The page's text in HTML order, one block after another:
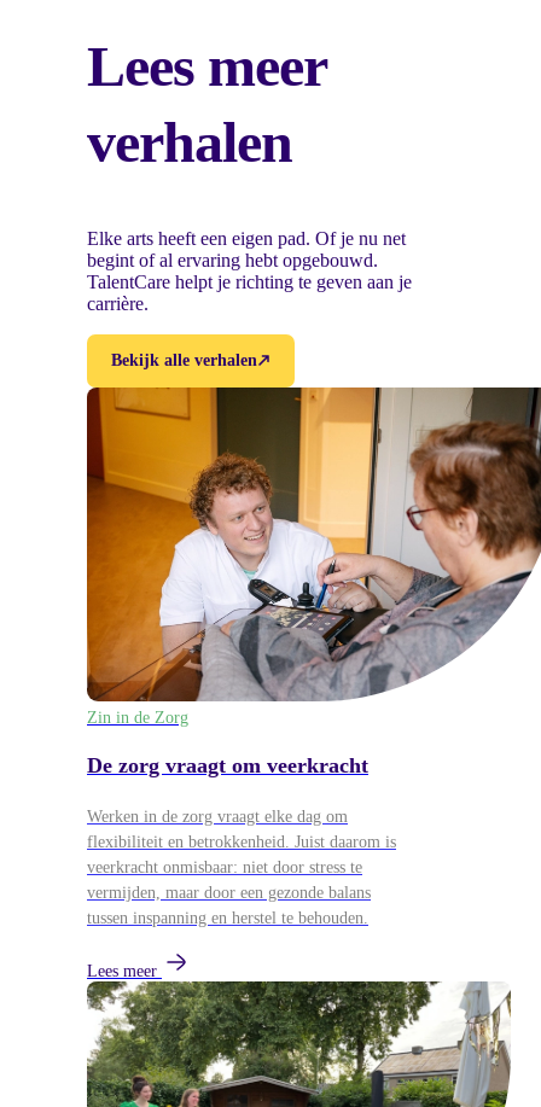
Lees meer
verhalen
Elke arts heeft een eigen pad. Of je nu net
begint of al ervaring hebt opgebouwd.
TalentCare helpt je richting te geven aan je
carrière.
Bekijk alle verhalen
Zin in de Zorg
De zorg vraagt om veerkracht
Werken in de zorg vraagt elke dag om
flexibiliteit en betrokkenheid. Juist daarom is
veerkracht onmisbaar: niet door stress te
vermijden, maar door een gezonde balans
tussen inspanning en herstel te behouden.
Lees meer